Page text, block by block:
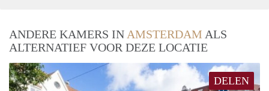
ANDERE KAMERS IN AMSTERDAM ALS
ALTERNATIEF VOOR DEZE LOCATIE
DELEN